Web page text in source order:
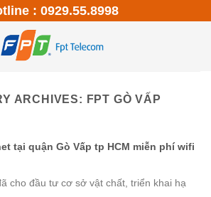
: 0929.55.8998
ARCHIVES: FPT GÒ VẤP
tại quận Gò Vấp tp HCM miễn phí wifi
cho đầu tư cơ sở vật chất, triển khai hạ